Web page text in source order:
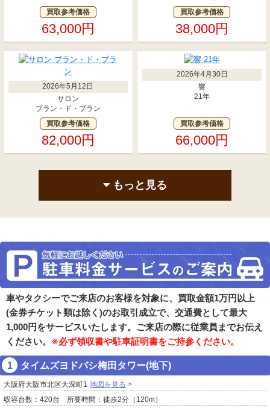
買取参考価格
63,000円
買取参考価格
38,000円
2026年5月12日
サロン
ブラン・ド・ブラン
買取参考価格
82,000円
2026年4月30日
響
21年
買取参考価格
66,000円
もっと見る
車やタクシーでご来店のお客様を対象に、買取金額1万円以上
(金券チケット類は除く)のお取引成立で、交通費として最大
1,000円をサービスいたします。ご来店の際に従業員までお伝え
ください。 ※必ず領収書や駐車証明書をご持参ください。
タイムズヨドバシ梅田タワー(地下)
大阪府大阪市北区大深町1
地図を見る
収容台数：420台 所要時間：徒歩2分（120m）